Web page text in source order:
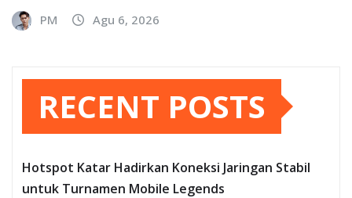
PM Agu 6, 2026
RECENT POSTS
Hotspot Katar Hadirkan Koneksi Jaringan Stabil
untuk Turnamen Mobile Legends